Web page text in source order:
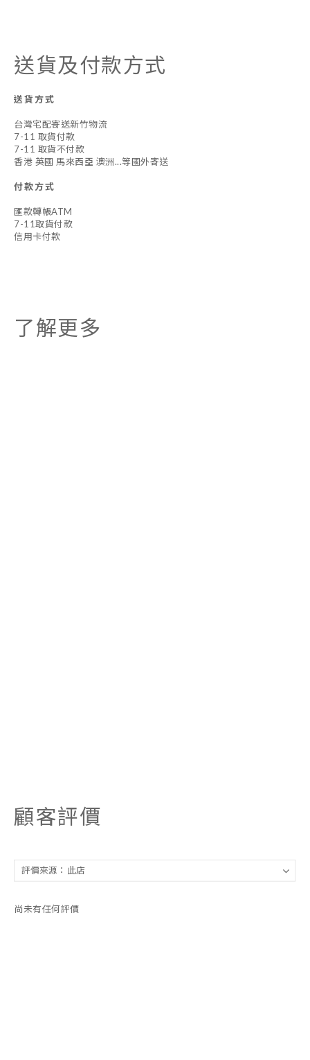
送貨及付款方式
送貨方式
台灣宅配寄送新竹物流
7-11 取貨付款
7-11 取貨不付款
香港 英國 馬來西亞 澳洲...等國外寄送
付款方式
匯款轉帳ATM
7-11取貨付款
信用卡付款
了解更多
顧客評價
尚未有任何評價